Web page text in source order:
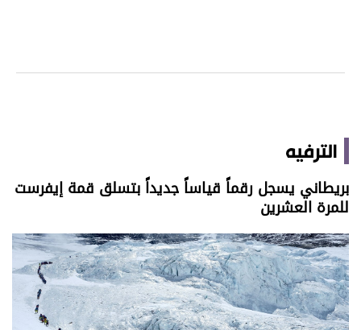
علوم الدار
اقتصاد
وجهات نظر
الترفيه
التعليم والمعرفة
الذكاء الاصطناعي
الترفيه
بريطاني يسجل رقماً قياساً جديداً بتسلق قمة إيفرست
للمرة العشرين